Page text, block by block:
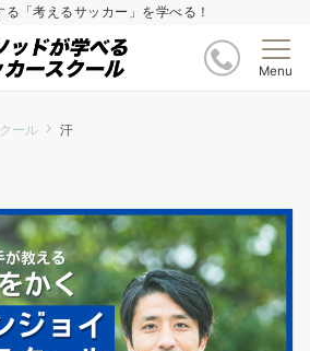
「考えるサッカー」を学べる！
Menu
ール 汗